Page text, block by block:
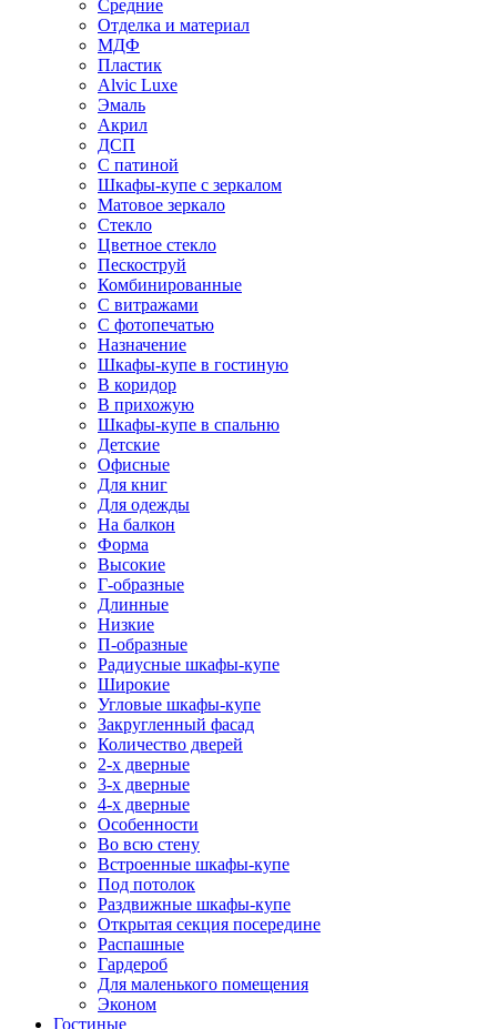
Средние
Отделка и материал
МДФ
Пластик
Alvic Luxe
Эмаль
Акрил
ДСП
С патиной
Шкафы-купе с зеркалом
Матовое зеркало
Стекло
Цветное стекло
Пескоструй
Комбинированные
С витражами
С фотопечатью
Назначение
Шкафы-купе в гостиную
В коридор
В прихожую
Шкафы-купе в спальню
Детские
Офисные
Для книг
Для одежды
На балкон
Форма
Высокие
Г-образные
Длинные
Низкие
П-образные
Радиусные шкафы-купе
Широкие
Угловые шкафы-купе
Закругленный фасад
Количество дверей
2-х дверные
3-х дверные
4-х дверные
Особенности
Во всю стену
Встроенные шкафы-купе
Под потолок
Раздвижные шкафы-купе
Открытая секция посередине
Распашные
Гардероб
Для маленького помещения
Эконом
Гостиные